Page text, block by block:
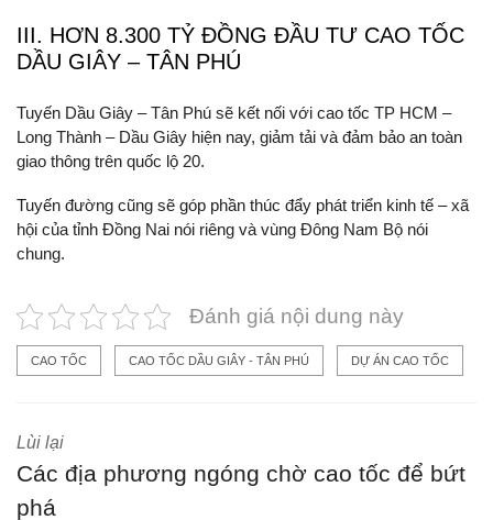
III. HƠN 8.300 TỶ ĐỒNG ĐẦU TƯ CAO TỐC
DẦU GIÂY – TÂN PHÚ
Tuyến Dầu Giây – Tân Phú sẽ kết nối với cao tốc TP HCM –
Long Thành – Dầu Giây hiện nay, giảm tải và đảm bảo an toàn
giao thông trên quốc lộ 20.
Tuyến đường cũng sẽ góp phần thúc đẩy phát triển kinh tế – xã
hội của tỉnh Đồng Nai nói riêng và vùng Đông Nam Bộ nói
chung.
Đánh giá nội dung này
CAO TỐC CAO TỐC DẦU GIÂY - TÂN PHÚ DỰ ÁN CAO TỐC
Lùi lại
Các địa phương ngóng chờ cao tốc để bứt
phá